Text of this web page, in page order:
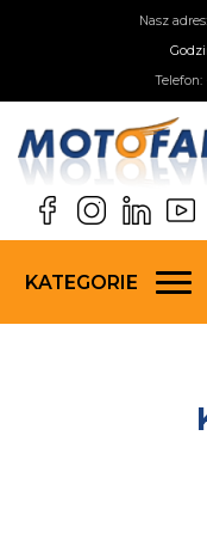
Nasz adres:
Telefon:
KATEGORIE